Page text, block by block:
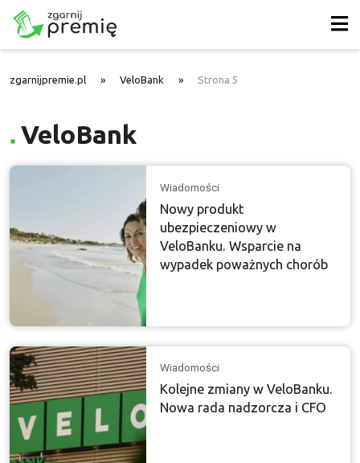
zgarnijpremie.pl » VeloBank » Strona 5
VeloBank
Wiadomości
Nowy produkt
ubezpieczeniowy w
VeloBanku. Wsparcie na
wypadek poważnych chorób
Wiadomości
Kolejne zmiany w VeloBanku.
Nowa rada nadzorcza i CFO